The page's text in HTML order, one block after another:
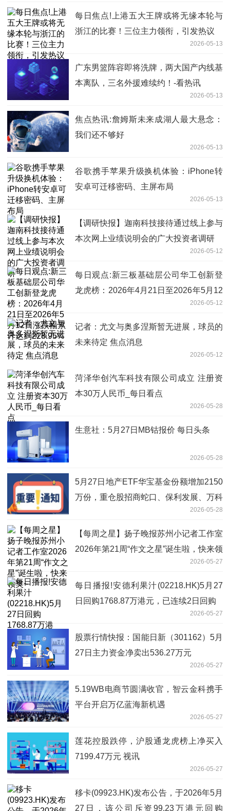
每日焦点!上港五大王牌或将无缘本轮与
浙江的比赛！三位主力领衔，引发热议
2026-05-13
广东男篮阵容即将洗牌，两大国产内线基
本离队，三名外援难续约！-看热讯
2026-05-13
焦点热讯:詹姆斯未来成湖人最大悬念：
我们还不够好
2026-05-13
谷歌携手苹果升级换机体验：iPhone转
安卓可迁移密码、主屏布局
2026-05-13
【调研快报】迦南科技接待通过线上参与
本次网上业绩说明会的广大投资者调研
2026-05-12
每日观点:新三板基础层公司华工创新登
龙虎榜：2026年4月21日至2026年5月12
2026-05-12
记者：尤文与奥多涅斯暂无进展，球员的
未来待定 焦点消息
2026-05-12
菏泽华创汽车科技有限公司成立 注册资
本30万人民币_每日看点
2026-05-28
生意社：5月27日MB钴报价 每日头条
2026-05-28
5月27日地产ETF华宝基金份额增加2150
万份，重仓股招商蛇口、保利发展、万科
2026-05-28
【每周之星】扬子晚报苏州小记者工作室
2026年第21周“作文之星”诞生啦，快来领
2026-05-27
每日播报!安德利果汁(02218.HK)5月27
日回购1768.87万港元，已连续2日回购
2026-05-27
股票行情快报：国能日新（301162）5月
27日主力资金净卖出536.27万元
2026-05-27
5.19WB电商节圆满收官，智云金科携手
平台开启万亿蓝海新机遇
2026-05-27
莲花控股跌停，沪股通龙虎榜上净买入
7199.47万元 视讯
2026-05-27
移卡(09923.HK)发布公告，于2026年5月
27日，该公司斥资99.23万港元回购